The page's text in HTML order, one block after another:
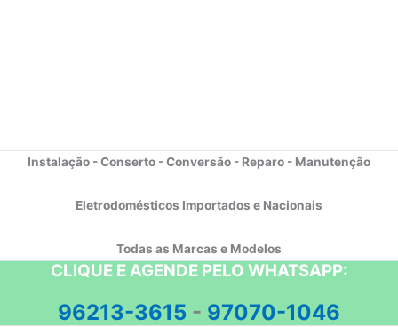
Instalação - Conserto - Conversão - Reparo - Manutenção
Eletrodomésticos Importados e Nacionais
Todas as Marcas e Modelos
CLIQUE E AGENDE PELO WHATSAPP:
96213-3615 - 97070-1046